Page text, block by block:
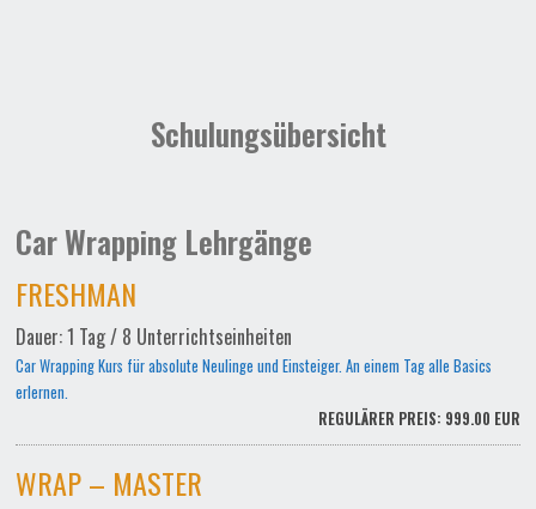
Schulungsübersicht
Car Wrapping Lehrgänge
FRESHMAN
Dauer: 1 Tag / 8 Unterrichtseinheiten
Car Wrapping Kurs für absolute Neulinge und Einsteiger. An einem Tag alle Basics
erlernen.
REGULÄRER PREIS: 999.00 EUR
WRAP – MASTER